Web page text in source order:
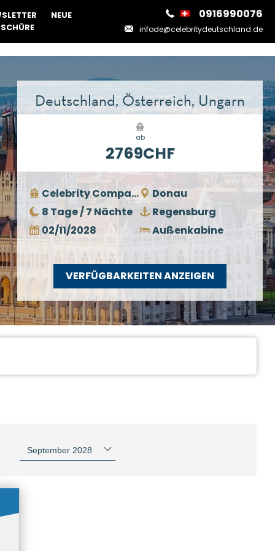
NEUE
0916990076
infode@celebritydeutschland.de
Deutschland, Österreich, Ungarn
ab
2769CHF
Celebrity Compass
Donau
8 Tage / 7 Nächte
Regensburg
02/11/2028
Außenkabine
VERFÜGBARKEITEN ANZEIGEN